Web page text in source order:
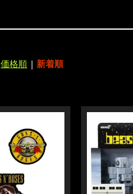
価格順 | 新着順